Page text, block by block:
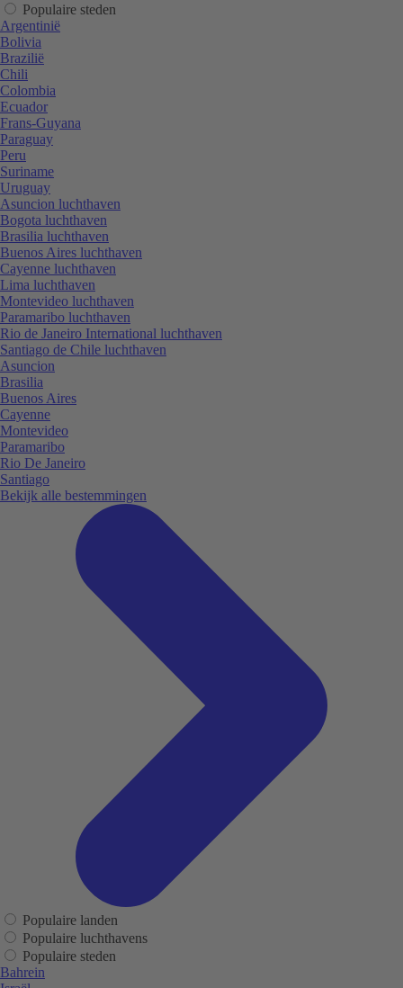
Populaire steden
Argentinië
Bolivia
Brazilië
Chili
Colombia
Ecuador
Frans-Guyana
Paraguay
Peru
Suriname
Uruguay
Asuncion luchthaven
Bogota luchthaven
Brasilia luchthaven
Buenos Aires luchthaven
Cayenne luchthaven
Lima luchthaven
Montevideo luchthaven
Paramaribo luchthaven
Rio de Janeiro International luchthaven
Santiago de Chile luchthaven
Asuncion
Brasilia
Buenos Aires
Cayenne
Montevideo
Paramaribo
Rio De Janeiro
Santiago
Bekijk alle bestemmingen
Populaire landen
Populaire luchthavens
Populaire steden
Bahrein